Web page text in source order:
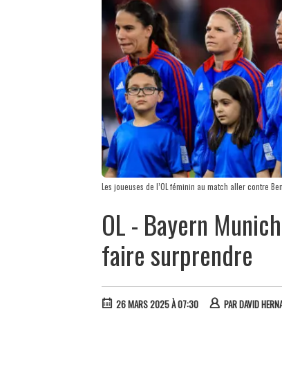
Les joueuses de l’OL féminin au match aller contre
OL - Bayern
faire surprendre
26 MARS 2025 À 07:30 PARDAVID